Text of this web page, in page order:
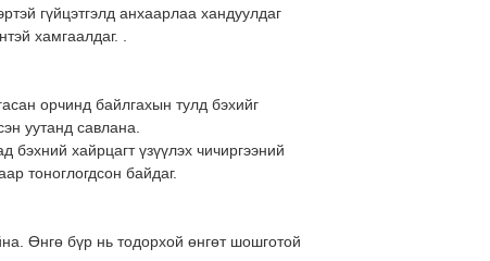
гүйцэтгэлд анхаарлаа хандуулдаг
хамгаалдаг. .
орчинд байлгахын тулд бэхийг
уутанд савлана.
бэхний хайрцагт үзүүлэх чичиргээний
тоноглогдсон байдаг.
Өнгө бүр нь тодорхой өнгөт шошготой